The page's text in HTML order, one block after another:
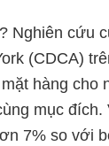
Nghiên cứu
(CDCA)
hàng cho
mục đích.
7% so với